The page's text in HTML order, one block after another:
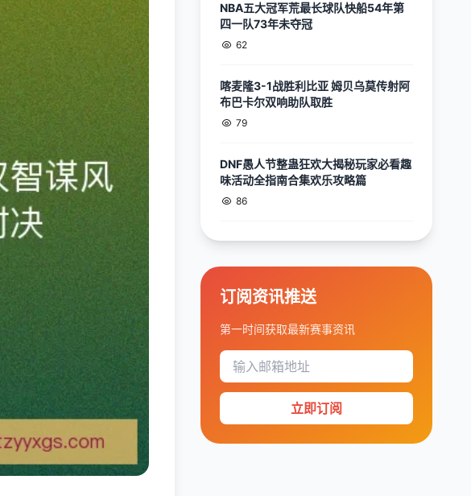
NBA五大冠军荒最长球队快船54年第
四一队73年未夺冠
62
喀麦隆3-1战胜利比亚 姆贝乌莫传射阿
布巴卡尔双响助队取胜
79
DNF愚人节整蛊狂欢大揭秘玩家必看趣
味活动全指南合集欢乐攻略篇
86
订阅资讯推送
第一时间获取最新赛事资讯
立即订阅